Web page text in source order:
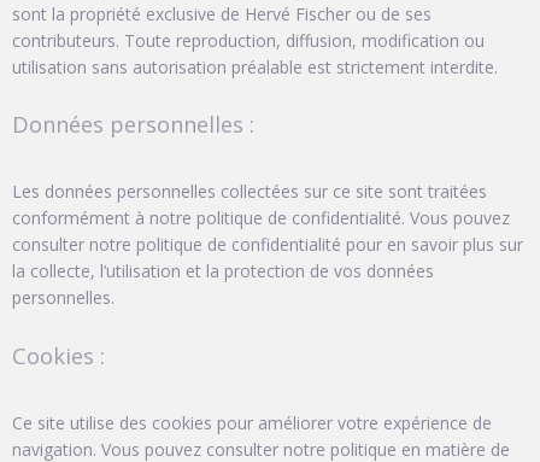
sont la propriété exclusive de Hervé Fischer ou de ses
contributeurs. Toute reproduction, diffusion, modification ou
utilisation sans autorisation préalable est strictement interdite.
Données personnelles :
Les données personnelles collectées sur ce site sont traitées
conformément à notre politique de confidentialité. Vous pouvez
consulter notre politique de confidentialité pour en savoir plus sur
la collecte, l’utilisation et la protection de vos données
personnelles.
Cookies :
Ce site utilise des cookies pour améliorer votre expérience de
navigation. Vous pouvez consulter notre politique en matière de